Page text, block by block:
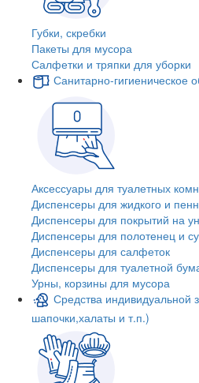
Губки, скребки
Пакеты для мусора
Салфетки и тряпки для уборки
Санитарно-гигиеническое
Аксессуары для туалетных
Диспенсеры для жидкого и
Диспенсеры для покрытий на
Диспенсеры для полотенец и
Диспенсеры для салфеток
Диспенсеры для туалетной
Урны, корзины для мусора
Средства индивидуальной
шапочки,халаты и т.п.)